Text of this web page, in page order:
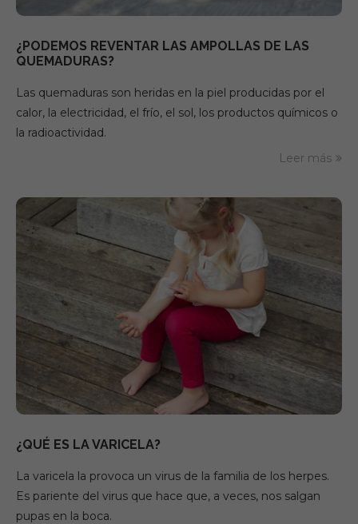
¿PODEMOS REVENTAR LAS AMPOLLAS DE LAS
QUEMADURAS?
Las quemaduras son heridas en la piel producidas por el
calor, la electricidad, el frío, el sol, los productos químicos o
la radioactividad.
Leer más
¿QUÉ ES LA VARICELA?
La varicela la provoca un virus de la familia de los herpes.
Es pariente del virus que hace que, a veces, nos salgan
pupas en la boca.